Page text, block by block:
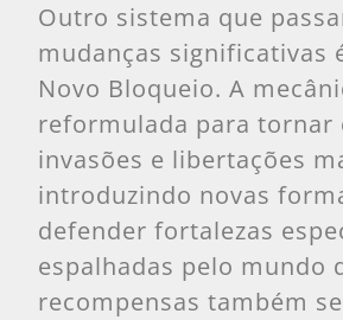
Outro sistema que
mudanças significativas
Novo Bloqueio. A
reformulada para tornar
invasões e libertações
introduzindo novas
defender fortalezas
espalhadas pelo mundo
recompensas também